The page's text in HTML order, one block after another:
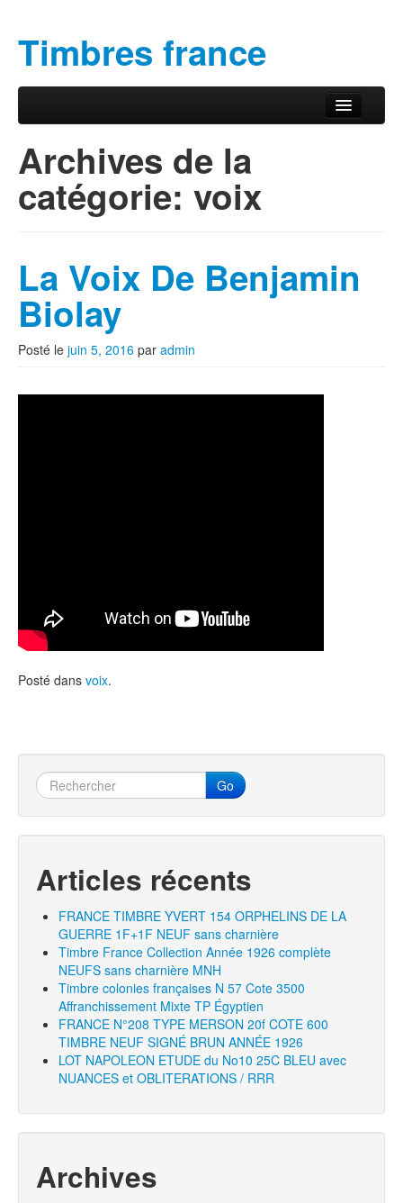
Timbres france
Menu principal
Archives de la
catégorie: voix
La Voix De Benjamin
Biolay
Posté le juin 5, 2016 par admin
Posté dans voix.
Go
Articles récents
FRANCE TIMBRE YVERT 154 ORPHELINS DE LA
GUERRE 1F+1F NEUF sans charnière
Timbre France Collection Année 1926 complète
NEUFS sans charnière MNH
Timbre colonies françaises N 57 Cote 3500
Affranchissement Mixte TP Égyptien
FRANCE N°208 TYPE MERSON 20f COTE 600
TIMBRE NEUF SIGNÉ BRUN ANNÉE 1926
LOT NAPOLEON ETUDE du No10 25C BLEU avec
NUANCES et OBLITERATIONS / RRR
Archives